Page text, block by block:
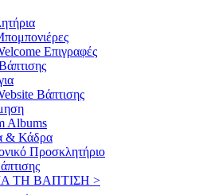
Επιγραφές
Βάπτισης
Albums
& Κάδρα
Προσκλητήριο
ΤΗ ΒΑΠΤΙΣΗ >